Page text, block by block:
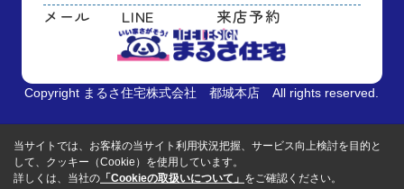
メール LINE 来店予約
Copyright まるさ住宅株式会社 都城本店 All rights reserved.
当サイトでは、お客様の当サイト利用状況把握、サービス向上検討を目的と
して、クッキー（Cookie）を使用しています。
詳しくは、当社の 「Cookieの取扱いについて」 をご確認ください。